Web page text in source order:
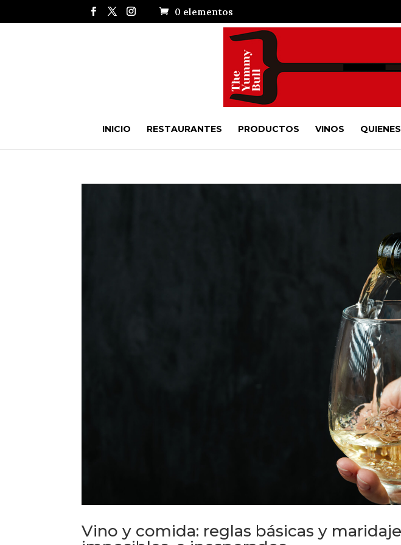
0 elementos
INICIO RESTAURANTES PRODUCTOS VINOS
Vino y comida: reglas básicas y